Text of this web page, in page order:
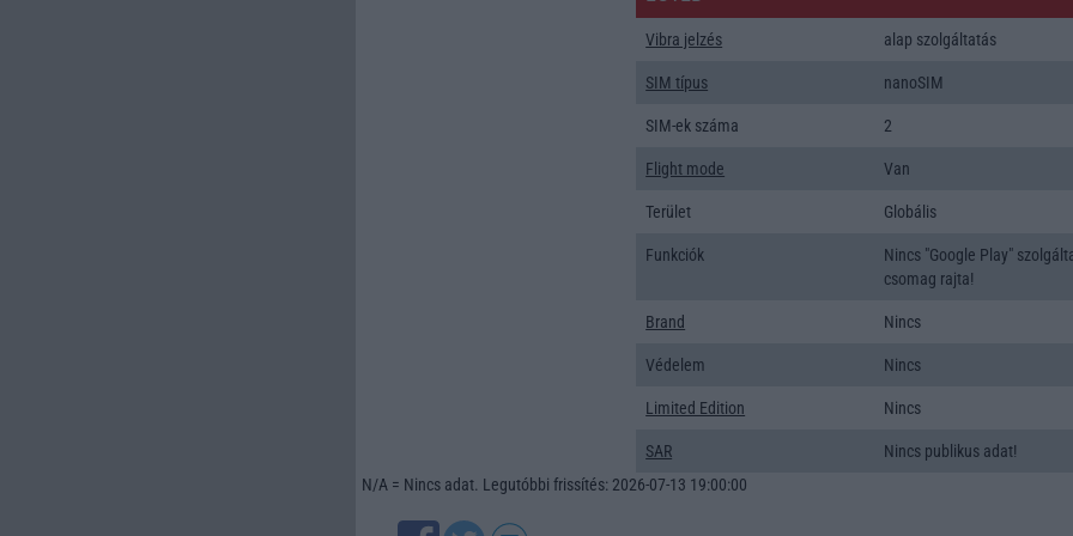
Vibra jelzés alap szolgáltatás
SIM típus nanoSIM
SIM-ek száma 2
Flight mode Van
Terület Globális
Funkciók
Nincs "Google Play"
csomag rajta!
Brand Nincs
Védelem Nincs
Limited Edition Nincs
SAR
Nincs publikus adat!
N/A = Nincs adat. Legutóbbi frissítés: 2026-07-13 19:00:00